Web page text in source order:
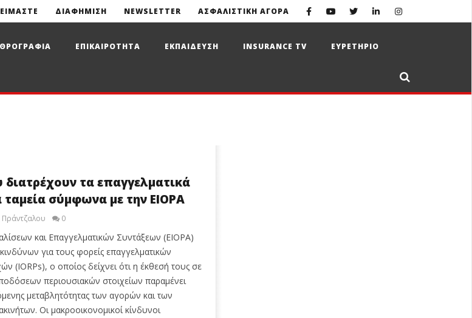
ΔΙΑΦΗΜΙΣΗ NEWSLETTER ΑΣΦΑΛΙΣΤΙΚΗ ΑΓΟΡΑ
ΕΠΙΚΑΙΡΟΤΗΤΑ ΕΚΠΑΙΔΕΥΣΗ INSURANCE TV ΕΥΡΕΤΗΡΙΟ
διατρέχουν τα επαγγελματικά
ταμεία σύμφωνα με την EIOPA
0
και Επαγγελματικών Συντάξεων (EIOPA)
για τους φορείς επαγγελματικών
(IORPs), ο οποίος δείχνει ότι η έκθεσή τους σε
περιουσιακών στοιχείων παραμένει
μεταβλητότητας των αγορών και των
Οι μακροοικονομικοί κίνδυνοι